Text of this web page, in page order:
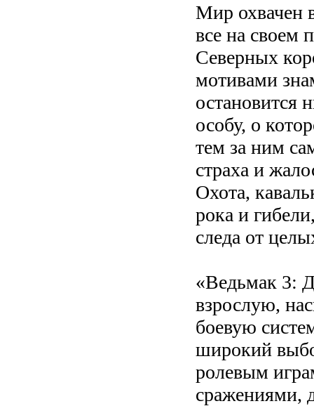
Мир охвачен
все на своем
Северных
мотивами
остановится
особу, о
тем за ним
страха и
Охота,
рока и
следа от
«Ведьмак 3:
взрослую,
боевую
широкий
ролевым
сражениями,